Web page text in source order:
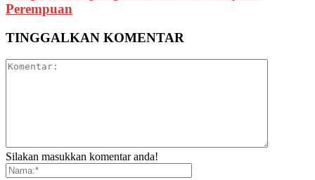
Perempuan
TINGGALKAN KOMENTAR
Silakan masukkan komentar anda!